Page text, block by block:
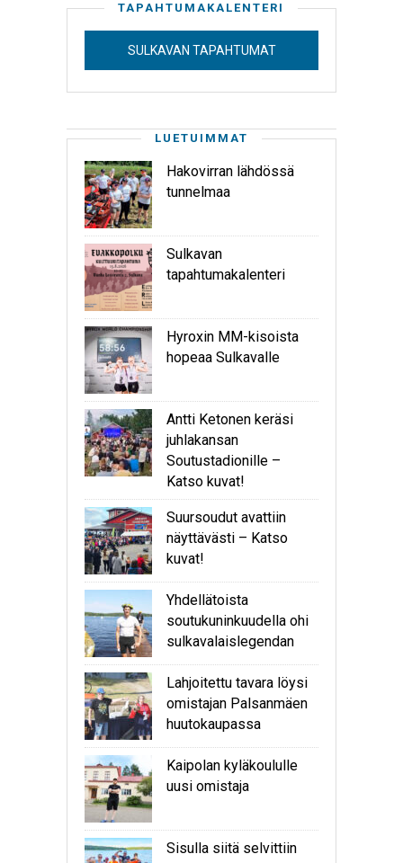
TAPAHTUMAKALENTERI
SULKAVAN TAPAHTUMAT
LUETUIMMAT
Hakovirran lähdössä
tunnelmaa
Sulkavan
tapahtumakalenteri
Hyroxin MM-kisoista
hopeaa Sulkavalle
Antti Ketonen keräsi
juhlakansan
Soutustadionille –
Katso kuvat!
Suursoudut avattiin
näyttävästi – Katso
kuvat!
Yhdellätoista
soutukuninkuudella ohi
sulkavalaislegendan
Lahjoitettu tavara löysi
omistajan Palsanmäen
huutokaupassa
Kaipolan kyläkoululle
uusi omistaja
Sisulla siitä selvittiin